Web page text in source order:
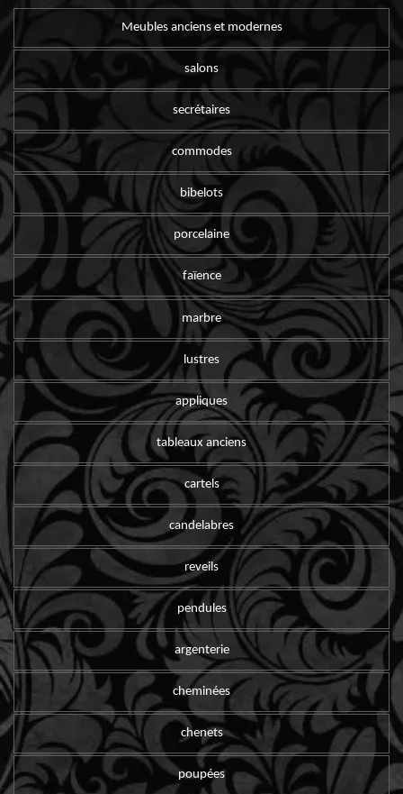
Meubles anciens et modernes
salons
secrétaires
commodes
bibelots
porcelaine
faïence
marbre
lustres
appliques
tableaux anciens
cartels
candelabres
reveils
pendules
argenterie
cheminées
chenets
poupées